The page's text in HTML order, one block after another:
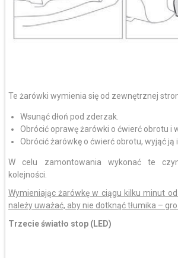
Te żarówki wymienia się od zewnętrznej
Wsunąć dłoń pod zderzak.
Obrócić oprawę żarówki o ćwierć obrotu i
Obrócić żarówkę o ćwierć obrotu, wyjąć ją
W celu zamontowania wykonać te
kolejności.
Wymieniając żarówkę w ciągu kilku minut od
należy uważać, aby nie dotknąć tłumika –
Trzecie światło stop (LED)